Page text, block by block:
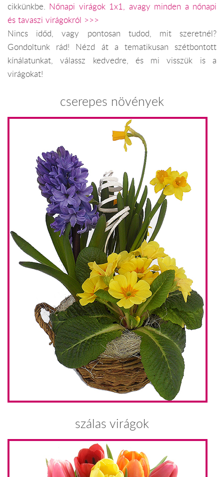
cikkünkbe. Nőnapi virágok 1x1, avagy minden a nőnapi
és tavaszi virágokról >>>
Nincs időd, vagy pontosan tudod, mit szeretnél?
Gondoltunk rád! Nézd át a tematikusan szétbontott
kínálatunkat, válassz kedvedre, és mi visszük is a
virágokat!
cserepes növények
szálas virágok